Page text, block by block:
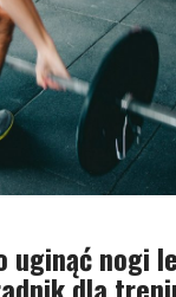
uginąć nogi